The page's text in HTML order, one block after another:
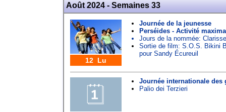
Août 2024 - Semaines 33
12 Lu
Journée de la jeunesse
Perséides - Activité
Jours de la nommée: Clarisse
Sortie de film: S.O.S. Bikini
pour Sandy Écureuil
Journée internationale des
Palio dei Terzieri